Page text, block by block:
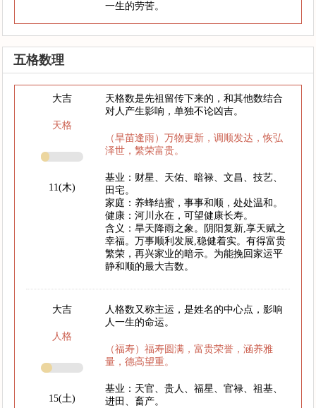
一生的劳苦。
五格数理
大吉
天格
11(木)
天格数是先祖留传下来的，和其他数结合
对人产生影响，单独不论凶吉。
（旱苗逢雨）万物更新，调顺发达，恢弘
泽世，繁荣富贵。
基业：财星、天佑、暗禄、文昌、技艺、
田宅。
家庭：养蜂结蜜，事事和顺，处处温和。
健康：河川永在，可望健康长寿。
含义：旱天降雨之象。阴阳复新,享天赋之
幸福。万事顺利发展,稳健着实。有得富贵
繁荣，再兴家业的暗示。为能挽回家运平
静和顺的最大吉数。
大吉
人格
15(土)
人格数又称主运，是姓名的中心点，影响
人一生的命运。
（福寿）福寿圆满，富贵荣誉，涵养雅
量，德高望重。
基业：天官、贵人、福星、官禄、祖基、
进田、畜产。